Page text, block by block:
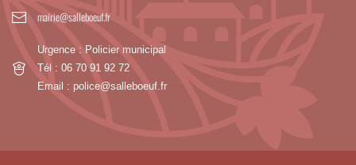
mairie@salleboeuf.fr
Urgence : Policier municipal
Tél : 06 70 91 92 72
Email : police@salleboeuf.fr